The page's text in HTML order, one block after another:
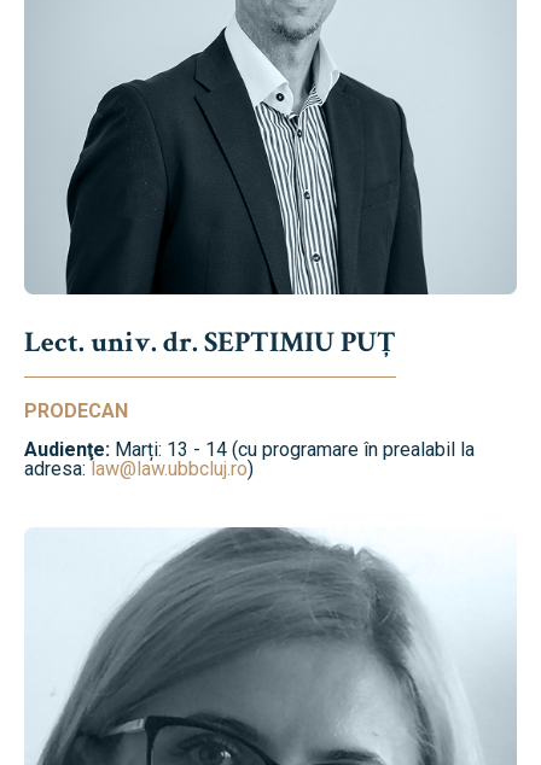
Lect. univ. dr. SEPTIMIU PUȚ
PRODECAN
Audienţe: Marți: 13 - 14 (cu programare în prealabil la
adresa:law@law.ubbcluj.ro)